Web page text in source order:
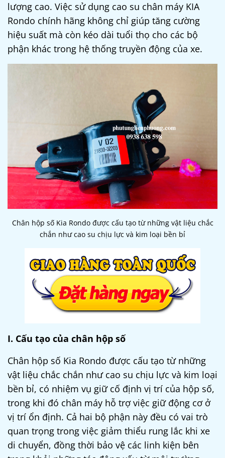
lượng cao. Việc sử dụng cao su chân máy KIA
Rondo chính hãng không chỉ giúp tăng cường
hiệu suất mà còn kéo dài tuổi thọ cho các bộ
phận khác trong hệ thống truyền động của xe.
Chân hộp số Kia Rondo được cấu tạo từ những vật liệu chắc
chắn như cao su chịu lực và kim loại bền bỉ
I. Cấu tạo của chân hộp số
Chân hộp số Kia Rondo được cấu tạo từ những
vật liệu chắc chắn như cao su chịu lực và kim loại
bền bỉ, có nhiệm vụ giữ cố định vị trí của hộp số,
trong khi đó chân máy hỗ trợ việc giữ động cơ ở
vị trí ổn định. Cả hai bộ phận này đều có vai trò
quan trọng trong việc giảm thiểu rung lắc khi xe
di chuyển, đồng thời bảo vệ các linh kiện bên